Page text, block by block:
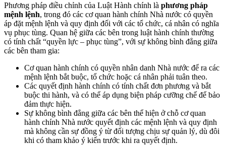
Phương pháp điều chỉnh của Luật Hành chính là phương pháp
mệnh lệnh, trong đó các cơ quan hành chính Nhà nước có quyền
áp đặt mệnh lệnh và quy định đối với các tổ chức, cá nhân có nghĩa
vụ phục tùng. Quan hệ giữa các bên trong luật hành chính thường
có tính chất “quyền lực – phục tùng”, với sự không bình đẳng giữa
các bên tham gia:
Cơ quan hành chính có quyền nhân danh Nhà nước để ra các
mệnh lệnh bắt buộc, tổ chức hoặc cá nhân phải tuân theo.
Các quyết định hành chính có tính chất đơn phương và bắt
buộc thi hành, và có thể áp dụng biện pháp cưỡng chế để bảo
đảm thực hiện.
Sự không bình đẳng giữa các bên thể hiện ở chỗ cơ quan
hành chính Nhà nước quyết định các mệnh lệnh và quy định
mà không cần sự đồng ý từ đối tượng chịu sự quản lý, dù đôi
khi có tham khảo ý kiến trước khi ra quyết định.